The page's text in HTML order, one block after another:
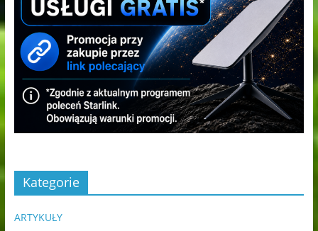
Kategorie
ARTYKUŁY